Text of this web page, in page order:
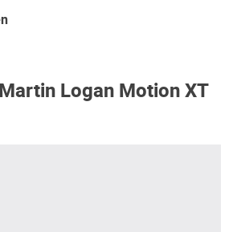
Logan Motion XT